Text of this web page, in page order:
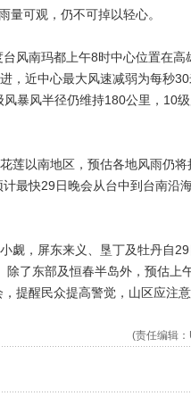
量可观，仍不可掉以轻心。
风南玛都上午8时中心位置在高
，近中心最大风速减弱为每秒
暴风半径仍维持180公里，10
以南地区，预估各地风雨仍将
最快29日晚会从台中到台南沿
，屏东来义、垦丁及牡丹自29
了东部及恒春半岛外，预估上
提醒民众提高警觉，山区应注
(责任编辑